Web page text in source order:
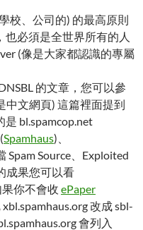
校、公司的) 的最高原則
必須是全世界所有的人
(像是大家都認識的專屬
的文章，您可以參
中文網頁) 這篇裡面提到
bl.spamcop.net
Spamhaus)、
Spam Source、Exploited
成果您可以看
你不會收 ePaper
改成 sbl-
會列入